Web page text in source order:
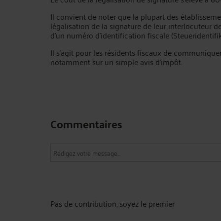
Il convient de noter que la plupart des
légalisation de la signature de leur interlocuteur
d'un numéro d'identification fiscale
Il s'agit pour les résidents fiscaux de
notamment sur un simple avis d'impôt.
Commentaires
Pas de contribution, soyez le premier